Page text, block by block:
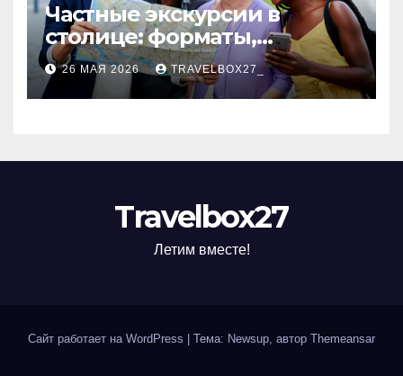
Частные экскурсии в
столице: форматы,
маршруты и особенности
организации
26 МАЯ 2026 TRAVELBOX27_
Travelbox27
Летим вместе!
Сайт работает на WordPress Тема: Newsup, автор Themeansar